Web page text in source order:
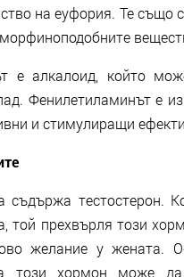
на еуфория. Те също
е алкалоид, който
Фенилетиламинът е
и стимулиращи
тестостерон.
той прехвърля този
желание у жената.
този хормон може да